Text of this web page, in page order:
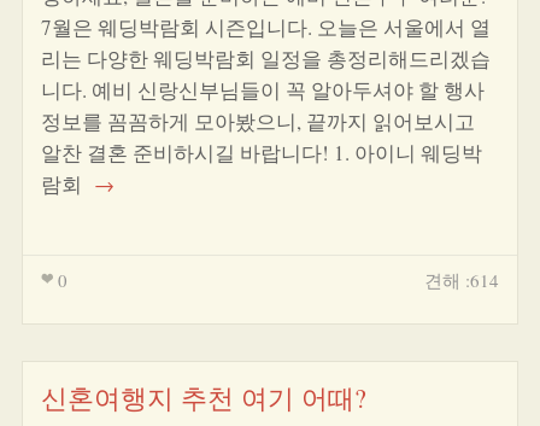
7월은 웨딩박람회 시즌입니다. 오늘은 서울에서 열
리는 다양한 웨딩박람회 일정을 총정리해드리겠습
니다. 예비 신랑신부님들이 꼭 알아두셔야 할 행사
정보를 꼼꼼하게 모아봤으니, 끝까지 읽어보시고
알찬 결혼 준비하시길 바랍니다! 1. 아이니 웨딩박
람회 →
0 견해 :614
신혼여행지 추천 여기 어때?